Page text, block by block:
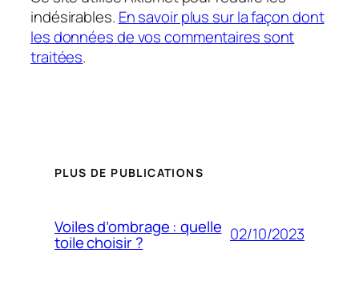
indésirables. En savoir plus sur la façon dont
les données de vos commentaires sont
traitées.
PLUS DE PUBLICATIONS
Voiles d’ombrage : quelle
toile choisir ? 02/10/2023